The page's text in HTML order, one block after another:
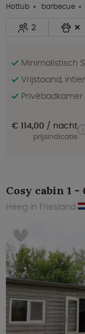
Hottub barbecue
2
Minimalistisch
Vrijstaand,
€ 114,00 nacht
prijsindicatie
Cosy cabin 1 -
Heeg in Friesland